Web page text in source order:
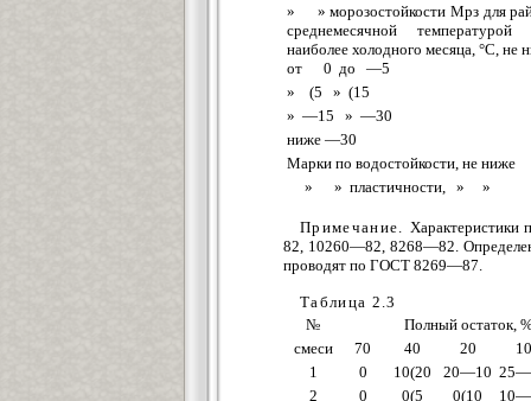
» » морозостойкости Мрз для
среднемесячной температурой
наиболее холодного месяца, °С, не
от 0 до —5
» (5 » (15
» —15 » —30
ниже —30
Марки по водостойкости, не ниже
» » пластичности, » »
Примечание.
82, 10260—82, 8268—82.
проводят по ГОСТ 8269—87.
Таблица 2.3
№
Полный остаток,
смеси
70 40 20
10
1
0 10(20 20—10
2
0 0(5 0(10